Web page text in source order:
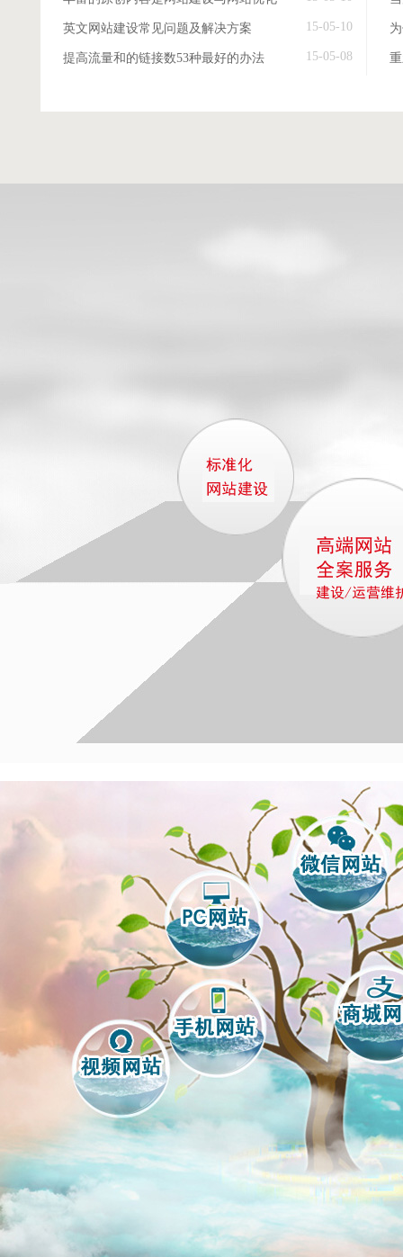
英文网站建设常见问题及解决方案 15-05-10
提高流量和的链接数53种最好的办法 15-05-08